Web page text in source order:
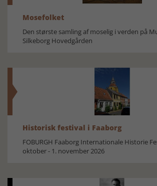
Mosefolket
Den største samling af moselig i verden på
Silkeborg Hovedgården
Historisk festival i Faaborg
FOBURGH Faaborg Internationale Historie
oktober - 1. november 2026